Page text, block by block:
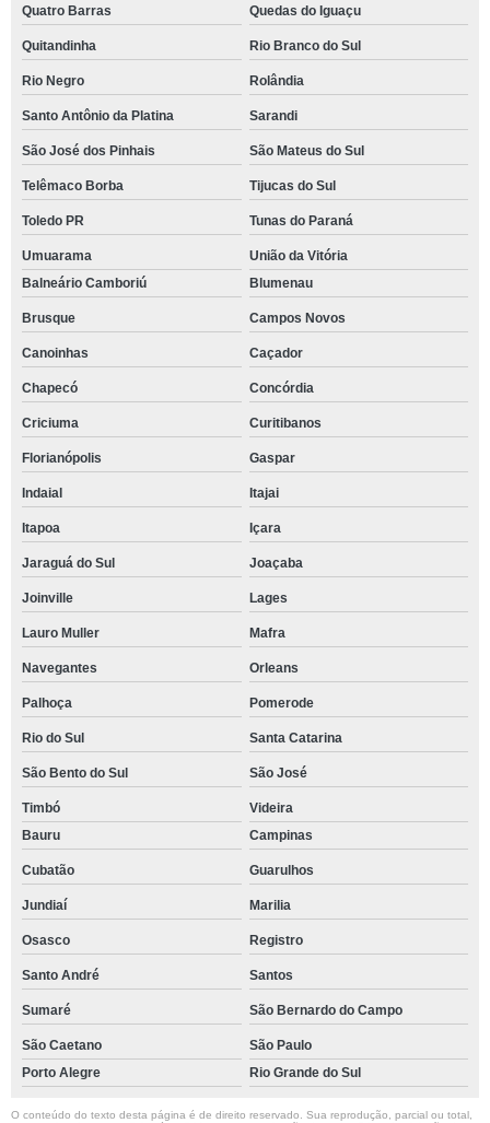
Quatro Barras Quedas do Iguaçu
Quitandinha Rio Branco do Sul
Rio Negro Rolândia
Santo Antônio da Platina Sarandi
São José dos Pinhais São Mateus do Sul
Telêmaco Borba Tijucas do Sul
Toledo PR Tunas do Paraná
Umuarama
União da Vitória
Balneário Camboriú
Blumenau
Brusque Campos Novos
Canoinhas Caçador
Chapecó Concórdia
Criciuma Curitibanos
Florianópolis Gaspar
Indaial Itajai
Itapoa Içara
Jaraguá do Sul Joaçaba
Joinville Lages
Lauro Muller Mafra
Navegantes Orleans
Palhoça Pomerode
Rio do Sul Santa Catarina
São Bento do Sul São José
Timbó
Videira
Bauru
Campinas
Cubatão Guarulhos
Jundiaí Marilia
Osasco Registro
Santo André Santos
Sumaré São Bernardo do Campo
São Caetano
São Paulo
Porto Alegre
Rio Grande do Sul
O conteúdo do texto desta página é de direito reservado. Sua reprodução, parcial ou total,